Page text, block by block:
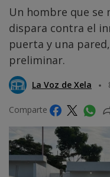
Un hombre que se
dispara contra el
puerta y una
preliminar.
La Voz de Xela
Comparte